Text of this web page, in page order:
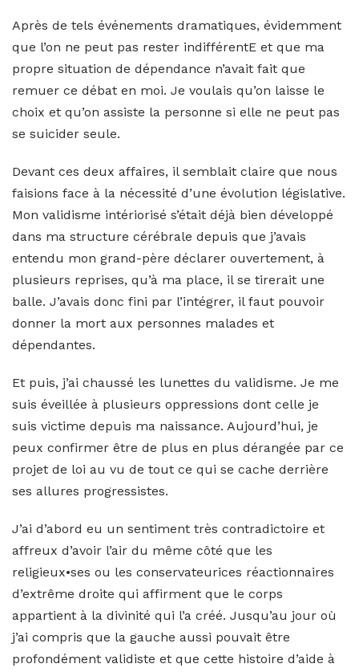
Après de tels événements dramatiques, évidemment
que l’on ne peut pas rester indifférentE et que ma
propre situation de dépendance n’avait fait que
remuer ce débat en moi. Je voulais qu’on laisse le
choix et qu’on assiste la personne si elle ne peut pas
se suicider seule.
Devant ces deux affaires, il semblait claire que nous
faisions face à la nécessité d’une évolution législative.
Mon validisme intériorisé s’était déjà bien développé
dans ma structure cérébrale depuis que j’avais
entendu mon grand-père déclarer ouvertement, à
plusieurs reprises, qu’à ma place, il se tirerait une
balle. J’avais donc fini par l’intégrer, il faut pouvoir
donner la mort aux personnes malades et
dépendantes.
Et puis, j’ai chaussé les lunettes du validisme. Je me
suis éveillée à plusieurs oppressions dont celle je
suis victime depuis ma naissance. Aujourd’hui, je
peux confirmer être de plus en plus dérangée par ce
projet de loi au vu de tout ce qui se cache derrière
ses allures progressistes.
J’ai d’abord eu un sentiment très contradictoire et
affreux d’avoir l’air du même côté que les
religieux•ses ou les conservateurices réactionnaires
d’extrême droite qui affirment que le corps
appartient à la divinité qui l’a créé. Jusqu’au jour où
j’ai compris que la gauche aussi pouvait être
profondément validiste et que cette histoire d’aide à